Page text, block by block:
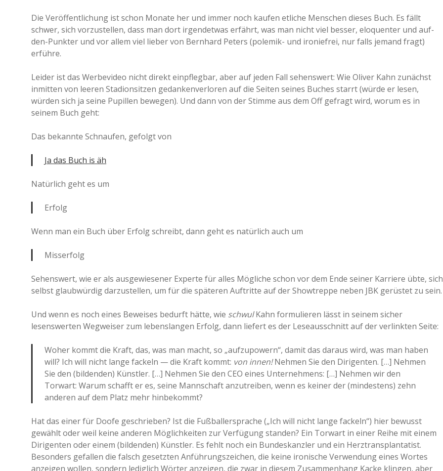
Die Veröffentlichung ist schon Monate her und immer noch kaufen etliche Menschen dieses Buch. Es fällt
schwer, sich vorzustellen, dass man dort irgendetwas erfährt, was man nicht viel besser, eloquenter und auf-
den-Punkter und vor allem viel lieber von Bernhard Peters (polemik- und ironiefrei, nur falls jemand fragt)
erführe.
Leider ist das Werbevideo nicht direkt einpflegbar, aber auf jeden Fall sehenswert: Wie Oliver Kahn zunächst
inmitten von leeren Stadionsitzen gedankenverloren auf die Seiten seines Buches starrt (würde er lesen,
würden sich ja seine Pupillen bewegen). Und dann von der Stimme aus dem Off gefragt wird, worum es in
seinem Buch geht:
Das bekannte Schnaufen, gefolgt von
Ja das Buch is äh
Natürlich geht es um
Erfolg
Wenn man ein Buch über Erfolg schreibt, dann geht es natürlich auch um
Misserfolg
Sehenswert, wie er als ausgewiesener Experte für alles Mögliche schon vor dem Ende seiner Karriere übte, sich
selbst glaubwürdig darzustellen, um für die späteren Auftritte auf der Showtreppe neben JBK gerüstet zu sein.
Und wenn es noch eines Beweises bedurft hätte, wie schwulKahn formulieren lässt in seinem sicher
lesenswerten Wegweiser zum lebenslangen Erfolg, dann liefert es der Leseausschnitt auf der verlinkten Seite:
Woher kommt die Kraft, das, was man macht, so „aufzupowern“, damit das daraus wird, was man haben
will? Ich will nicht lange fackeln — die Kraft kommt: von innen!Nehmen Sie den Dirigenten. […] Nehmen
Sie den (bildenden) Künstler. […] Nehmen Sie den CEO eines Unternehmens: […] Nehmen wir den
Torwart: Warum schafft er es, seine Mannschaft anzutreiben, wenn es keiner der (mindestens) zehn
anderen auf dem Platz mehr hinbekommt?
Hat das einer für Doofe geschrieben? Ist die Fußballersprache („Ich will nicht lange fackeln“) hier bewusst
gewählt oder weil keine anderen Möglichkeiten zur Verfügung standen? Ein Torwart in einer Reihe mit einem
Dirigenten oder einem (bildenden) Künstler. Es fehlt noch ein Bundeskanzler und ein Herztransplantatist.
Besonders gefallen die falsch gesetzten Anführungszeichen, die keine ironische Verwendung eines Wortes
anzeigen wollen, sondern lediglich Wörter anzeigen, die zwar in diesem Zusammenhang Kacke klingen, aber